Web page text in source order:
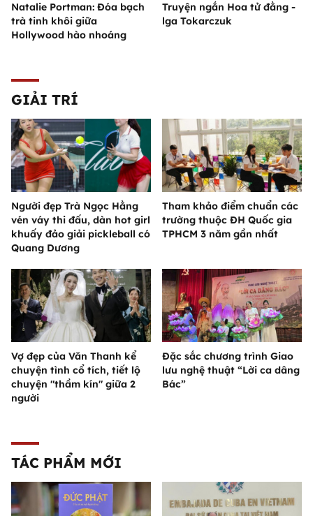
Natalie Portman: Đóa bạch
trà tinh khôi giữa
Hollywood hào nhoáng
Truyện ngắn Hoa tử đằng -
lga Tokarczuk
GIẢI TRÍ
Người đẹp Trà Ngọc Hằng
vén váy thi đấu, dàn hot girl
khuấy đảo giải pickleball có
Quang Dương
Tham khảo điểm chuẩn các
trường thuộc ĐH Quốc gia
TPHCM 3 năm gần nhất
Vợ đẹp của Văn Thanh kể
chuyện tình cổ tích, tiết lộ
chuyện "thầm kín" giữa 2
người
Đặc sắc chương trình Giao
lưu nghệ thuật “Lời ca dâng
Bác”
TÁC PHẨM MỚI